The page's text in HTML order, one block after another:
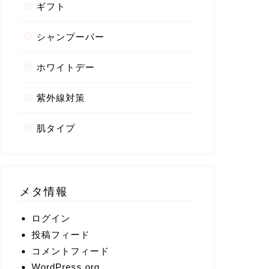
ギフト
シャンプーバー
ホワイトデー
紫外線対策
肌タイプ
メタ情報
ログイン
投稿フィード
コメントフィード
WordPress.org